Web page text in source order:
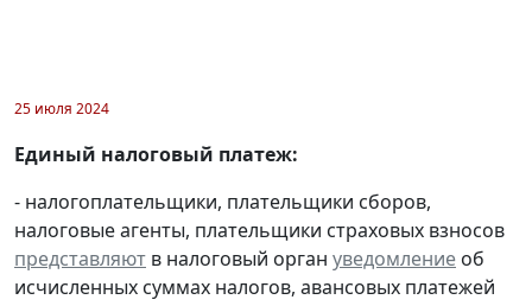
25 июля 2024
Единый налоговый платеж:
- налогоплательщики, плательщики сборов,
налоговые агенты, плательщики страховых взносов
представляют в налоговый орган уведомление об
исчисленных суммах налогов, авансовых платежей